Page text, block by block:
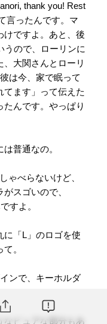
thank you! Rest
言ったんです。マ
けですよ。あと、後
うので、ローリンに
大関さんとローリ
は今、家で眠って
てます」って伝えた
たんです。やっぱり
普通なの。
ゃべらないけど、
スゴいので、
すよ。
「L」のロゴを使
。
ンで、キーホルダ
ピュアな部分もあ